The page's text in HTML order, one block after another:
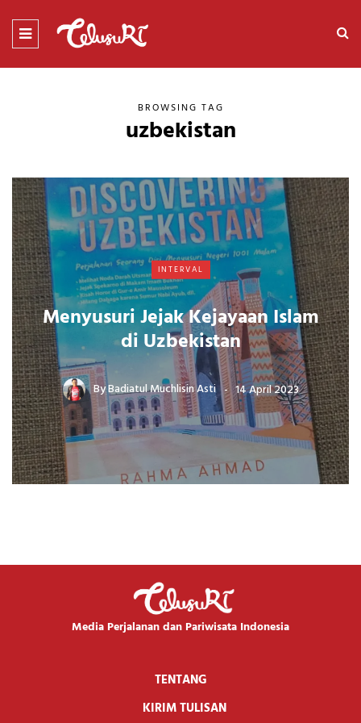
BROWSING TAG
uzbekistan
INTERVAL
Menyusuri Jejak Kejayaan Islam
di Uzbekistan
ByBadiatul Muchlisin Asti 14 April 2023
Media Perjalanan dan Pariwisata Indonesia
TENTANG
KIRIM TULISAN